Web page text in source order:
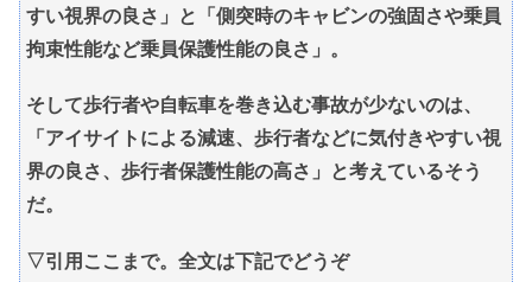
すい視界の良さ」と「側突時のキャビンの強固さや乗員
拘束性能など乗員保護性能の良さ」。
そして歩行者や自転車を巻き込む事故が少ないのは、
「アイサイトによる減速、歩行者などに気付きやすい視
界の良さ、歩行者保護性能の高さ」と考えているそう
だ。
▽引用ここまで。全文は下記でどうぞ